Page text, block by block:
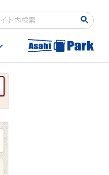
ーワード入力